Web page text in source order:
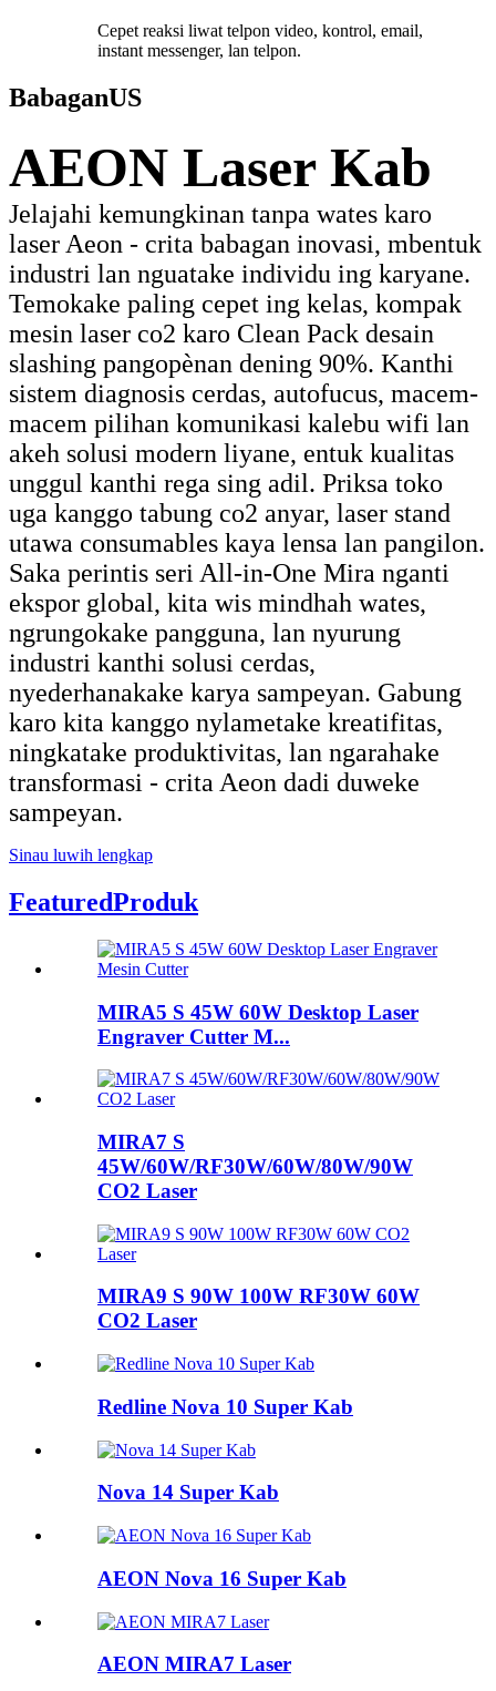
Cepet reaksi liwat telpon video, kontrol, email,
instant messenger, lan telpon.
BabaganUS
AEON Laser Kab
Jelajahi kemungkinan tanpa wates karo
laser Aeon - crita babagan inovasi, mbentuk
industri lan nguatake individu ing karyane.
Temokake paling cepet ing kelas, kompak
mesin laser co2 karo Clean Pack desain
slashing pangopènan dening 90%. Kanthi
sistem diagnosis cerdas, autofucus, macem-
macem pilihan komunikasi kalebu wifi lan
akeh solusi modern liyane, entuk kualitas
unggul kanthi rega sing adil. Priksa toko
uga kanggo tabung co2 anyar, laser stand
utawa consumables kaya lensa lan pangilon.
Saka perintis seri All-in-One Mira nganti
ekspor global, kita wis mindhah wates,
ngrungokake pangguna, lan nyurung
industri kanthi solusi cerdas,
nyederhanakake karya sampeyan. Gabung
karo kita kanggo nylametake kreatifitas,
ningkatake produktivitas, lan ngarahake
transformasi - crita Aeon dadi duweke
sampeyan.
Sinau luwih lengkap
FeaturedProduk
MIRA5 S 45W 60W Desktop Laser
Engraver Cutter M...
MIRA7 S
45W/60W/RF30W/60W/80W/90W
CO2 Laser
MIRA9 S 90W 100W RF30W 60W
CO2 Laser
Redline Nova 10 Super Kab
Nova 14 Super Kab
AEON Nova 16 Super Kab
AEON MIRA7 Laser